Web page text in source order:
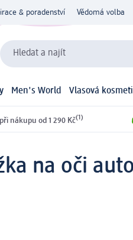
& poradenství Vědomá volba
Hledat a najít
Men's World Vlasová
nákupu od 1 290 Kč(1)
na oči